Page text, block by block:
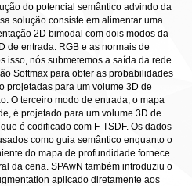
do potencial semântico advindo da
solução consiste em alimentar uma
2D bimodal com dois modos da
de entrada: RGB e as normais de
isso, nós submetemos a saída da rede
Softmax para obter as probabilidades
projetadas para um volume 3D de
O terceiro modo de entrada, o mapa
é projetado para um volume 3D de
é codificado com F-TSDF. Os dados
como guia semântico enquanto o
do mapa de profundidade fornece
da cena. SPAwN também introduziu o
aplicado diretamente aos